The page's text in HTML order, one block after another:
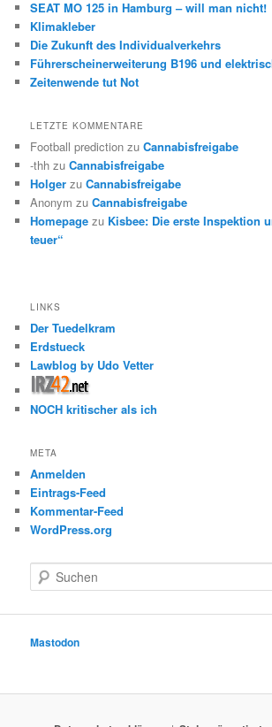
SEAT MO 125 in Hamburg – will man nicht!
Klimakleber
Die Zukunft des Individualverkehrs
Führerscheinerweiterung B196 und
Zeitenwende tut Not
LETZTE KOMMENTARE
Football prediction zuCannabisfreigabe
-thh zuCannabisfreigabe
Holger zuCannabisfreigabe
Anonym zuCannabisfreigabe
Homepage zu Kisbee: Die erste Inspektion
teuer“
LINKS
Der Tuedelkram
Erdstueck
Lawblog by Udo Vetter
NOCH kritischer als ich
META
Anmelden
Eintrags-Feed
Kommentar-Feed
WordPress.org
u
e
Mastodon